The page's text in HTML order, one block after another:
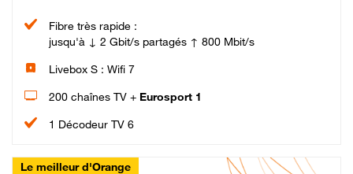
Fibre très rapide :
jusqu'à ↓ 2 Gbit/s partagés ↑ 800 Mbit/s
Livebox S : Wifi 7
200 chaînes TV + Eurosport 1
1 Décodeur TV 6
Le meilleur d'Orange